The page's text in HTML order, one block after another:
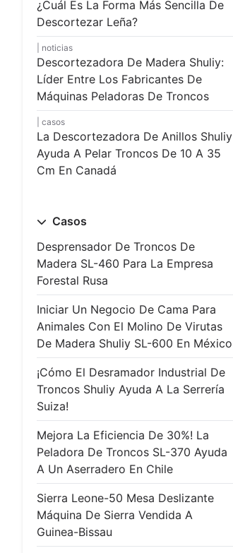
¿Cuál Es La Forma Más Sencilla De
Descortezar Leña?
noticias
Descortezadora De Madera Shuliy:
Líder Entre Los Fabricantes De
Máquinas Peladoras De Troncos
casos
La Descortezadora De Anillos Shuliy
Ayuda A Pelar Troncos De 10 A 35
Cm En Canadá
Casos
Desprensador De Troncos De
Madera SL-460 Para La Empresa
Forestal Rusa
Iniciar Un Negocio De Cama Para
Animales Con El Molino De Virutas
De Madera Shuliy SL-600 En México
¡Cómo El Desramador Industrial De
Troncos Shuliy Ayuda A La Serrería
Suiza!
Mejora La Eficiencia De 30%! La
Peladora De Troncos SL-370 Ayuda
A Un Aserradero En Chile
Sierra Leone-50 Mesa Deslizante
Máquina De Sierra Vendida A
Guinea-Bissau